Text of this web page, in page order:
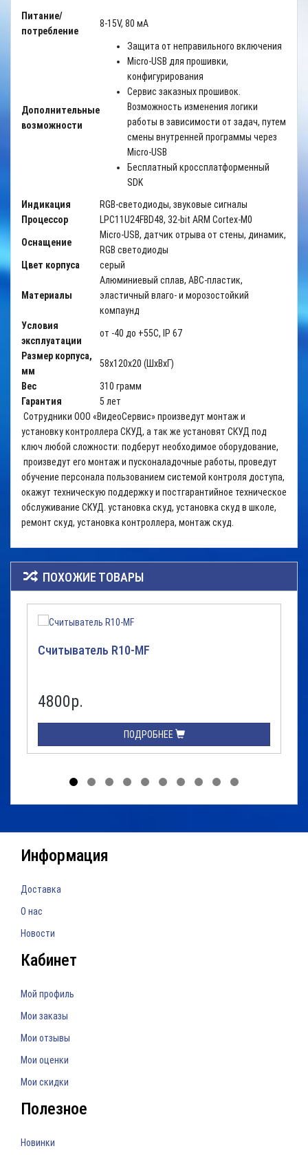
Питание/
потребление
8-15V, 80 мА
Дополнительные
возможности
Защита от неправильного включения
Micro-USB для прошивки,
конфигурирования
Сервис заказных прошивок.
Возможность изменения логики
работы в зависимости от задач, путем
смены внутренней программы через
Micro-USB
Бесплатный кроссплатформенный
SDK
Индикация
RGB-светодиоды, звуковые сигналы
Процессор
LPC11U24FBD48, 32-bit ARM Cortex-M0
Оснащение
Micro-USB, датчик отрыва от стены, динамик,
RGB светодиоды
Цвет корпуса
серый
Материалы
Алюминиевый сплав, АВС-пластик,
эластичный влаго- и морозостойкий
компаунд
Условия
эксплуатации
от -40 до +55C, IP 67
Размер корпуса,
мм
58х120х20 (ШхВхГ)
Вес
310 грамм
Гарантия
5 лет
Сотрудники ООО «ВидеоСервис» произведут монтаж и
установку контроллера СКУД, а так же установят СКУД под
ключ любой сложности: подберут необходимое оборудование,
произведут его монтаж и пусконаладочные работы, проведут
обучение персонала пользованием системой контроля доступа,
окажут техническую поддержку и постгарантийное техническое
обслуживание СКУД. установка скуд, установка скуд в школе,
ремонт скуд, установка контроллера, монтаж скуд.
ПОХОЖИЕ ТОВАРЫ
Считыватель R10-MF
4800р.
ПОДРОБНЕЕ
Информация
Доставка
О нас
Новости
Кабинет
Мой профиль
Мои заказы
Мои отзывы
Мои оценки
Мои скидки
Полезное
Новинки